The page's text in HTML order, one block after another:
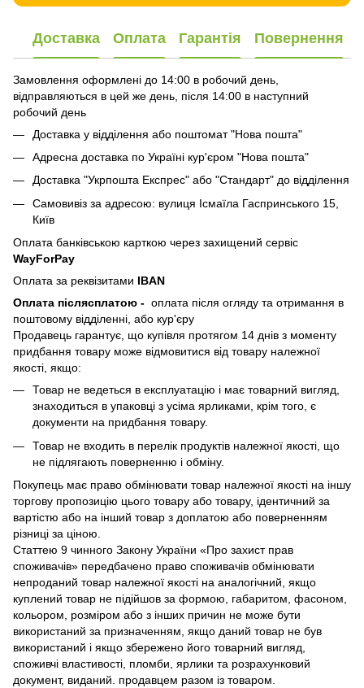
Доставка Оплата Гарантія Повернення
Замовлення оформлені до 14:00 в робочий день,
відправляються в цей же день, після 14:00 в наступний
робочий день
Доставка у відділення або поштомат "Нова пошта"
Адресна доставка по Україні кур'єром "Нова пошта"
Доставка "Укрпошта Експрес" або "Стандарт" до відділення
Самовивіз за адресою: вулиця Ісмаїла Гаспринського 15,
Київ
Оплата банківською карткою через захищений сервіс
WayForPay
Оплата за реквізитами IBAN
Оплата післясплатою - оплата після огляду та отримання в
поштовому відділенні, або кур'єру
Продавець гарантує, що купівля протягом 14 днів з моменту
придбання товару може відмовитися від товару належної
якості, якщо:
Товар не ведеться в експлуатацію і має товарний вигляд,
знаходиться в упаковці з усіма ярликами, крім того, є
документи на придбання товару.
Товар не входить в перелік продуктів належної якості, що
не підлягають поверненню і обміну.
Покупець має право обмінювати товар належної якості на іншу
торгову пропозицію цього товару або товару, ідентичний за
вартістю або на інший товар з доплатою або поверненням
різниці за ціною.
Статтею 9 чинного Закону України «Про захист прав
споживачів» передбачено право споживачів обмінювати
непроданий товар належної якості на аналогічний, якщо
куплений товар не підійшов за формою, габаритом, фасоном,
кольором, розміром або з інших причин не може бути
використаний за призначенням, якщо даний товар не був
використаний і якщо збережено його товарний вигляд,
споживчі властивості, пломби, ярлики та розрахунковий
документ, виданий. продавцем разом із товаром.